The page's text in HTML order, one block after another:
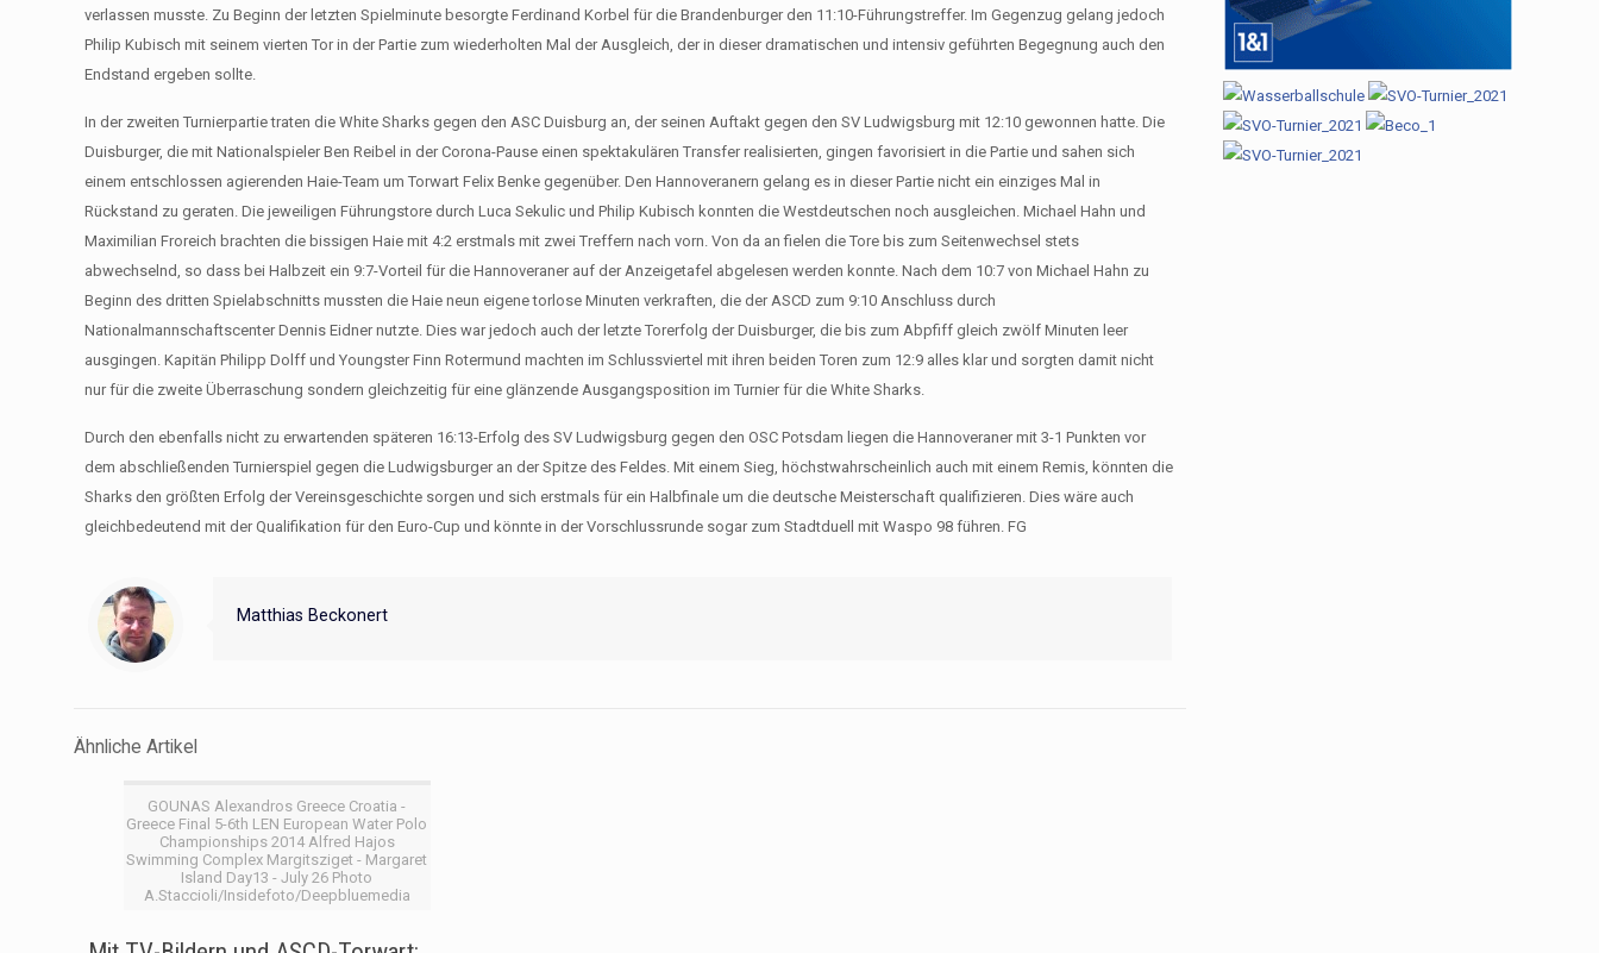
verlassen musste. Zu Beginn der letzten Spielminute besorgte Ferdinand Korbel für die Brandenburger den 11:10-Führungstreffer. Im Gegenzug gelang jedoch
Philip Kubisch mit seinem vierten Tor in der Partie zum wiederholten Mal der Ausgleich, der in dieser dramatischen und intensiv geführten Begegnung auch den
Endstand ergeben sollte.
In der zweiten Turnierpartie traten die White Sharks gegen den ASC Duisburg an, der seinen Auftakt gegen den SV Ludwigsburg mit 12:10 gewonnen hatte. Die
Duisburger, die mit Nationalspieler Ben Reibel in der Corona-Pause einen spektakulären Transfer realisierten, gingen favorisiert in die Partie und sahen sich
einem entschlossen agierenden Haie-Team um Torwart Felix Benke gegenüber. Den Hannoveranern gelang es in dieser Partie nicht ein einziges Mal in
Rückstand zu geraten. Die jeweiligen Führungstore durch Luca Sekulic und Philip Kubisch konnten die Westdeutschen noch ausgleichen. Michael Hahn und
Maximilian Froreich brachten die bissigen Haie mit 4:2 erstmals mit zwei Treffern nach vorn. Von da an fielen die Tore bis zum Seitenwechsel stets
abwechselnd, so dass bei Halbzeit ein 9:7-Vorteil für die Hannoveraner auf der Anzeigetafel abgelesen werden konnte. Nach dem 10:7 von Michael Hahn zu
Beginn des dritten Spielabschnitts mussten die Haie neun eigene torlose Minuten verkraften, die der ASCD zum 9:10 Anschluss durch
Nationalmannschaftscenter Dennis Eidner nutzte. Dies war jedoch auch der letzte Torerfolg der Duisburger, die bis zum Abpfiff gleich zwölf Minuten leer
ausgingen. Kapitän Philipp Dolff und Youngster Finn Rotermund machten im Schlussviertel mit ihren beiden Toren zum 12:9 alles klar und sorgten damit nicht
nur für die zweite Überraschung sondern gleichzeitig für eine glänzende Ausgangsposition im Turnier für die White Sharks.
Durch den ebenfalls nicht zu erwartenden späteren 16:13-Erfolg des SV Ludwigsburg gegen den OSC Potsdam liegen die Hannoveraner mit 3-1 Punkten vor
dem abschließenden Turnierspiel gegen die Ludwigsburger an der Spitze des Feldes. Mit einem Sieg, höchstwahrscheinlich auch mit einem Remis, könnten die
Sharks den größten Erfolg der Vereinsgeschichte sorgen und sich erstmals für ein Halbfinale um die deutsche Meisterschaft qualifizieren. Dies wäre auch
gleichbedeutend mit der Qualifikation für den Euro-Cup und könnte in der Vorschlussrunde sogar zum Stadtduell mit Waspo 98 führen. FG
Matthias Beckonert
Ähnliche Artikel
GOUNAS Alexandros Greece Croatia -
Greece Final 5-6th LEN European Water Polo
Championships 2014 Alfred Hajos
Swimming Complex Margitsziget - Margaret
Island Day13 - July 26 Photo
A.Staccioli/Insidefoto/Deepbluemedia